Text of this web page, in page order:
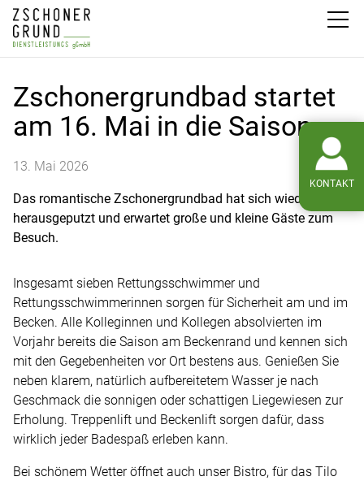
KONTAKT
Zschonergrundbad startet
am 16. Mai in die Saison
13. Mai 2026
Das romantische Zschonergrundbad hat sich wieder
herausgeputzt und erwartet große und kleine Gäste zum
Besuch.
Insgesamt sieben Rettungsschwimmer und
Rettungsschwimmerinnen sorgen für Sicherheit am und im
Becken. Alle Kolleginnen und Kollegen absolvierten im
Vorjahr bereits die Saison am Beckenrand und kennen sich
mit den Gegebenheiten vor Ort bestens aus. Genießen Sie
neben klarem, natürlich aufbereitetem Wasser je nach
Geschmack die sonnigen oder schattigen Liegewiesen zur
Erholung. Treppenlift und Beckenlift sorgen dafür, dass
wirklich jeder Badespaß erleben kann.
Bei schönem Wetter öffnet auch unser Bistro, für das Tilo